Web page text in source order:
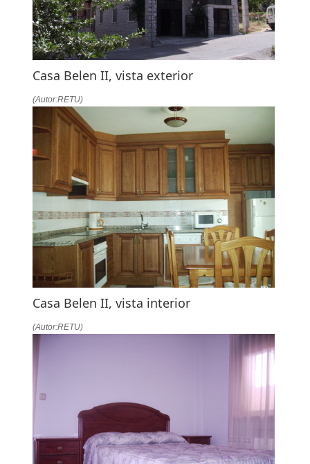
Casa Belen II, vista exterior
(Autor:RETU)
Casa Belen II, vista interior
(Autor:RETU)